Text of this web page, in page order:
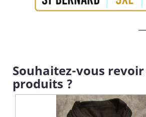
Souhaitez-vous revoir
produits ?